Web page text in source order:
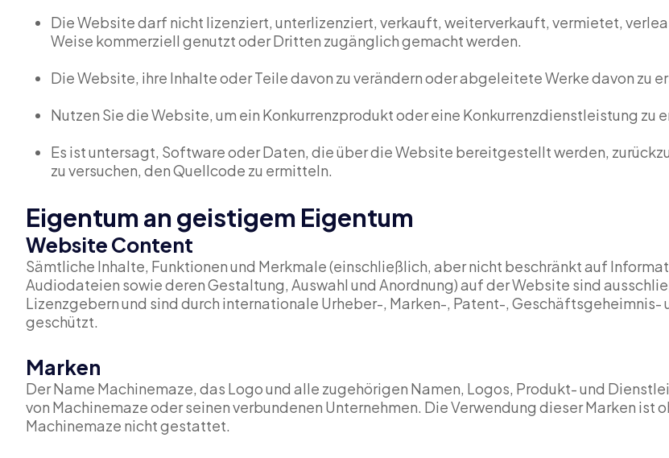
Die Website darf nicht lizenziert, unterlizenziert, verkauft, weiterverkauft, vermietet,
Weise kommerziell genutzt oder Dritten zugänglich gemacht werden.
Die Website, ihre Inhalte oder Teile davon zu verändern oder abgeleitete Werke davon zu
Nutzen Sie die Website, um ein Konkurrenzprodukt oder eine Konkurrenzdienstleistung zu
Es ist untersagt, Software oder Daten, die über die Website bereitgestellt werden,
zu versuchen, den Quellcode zu ermitteln.
Eigentum an geistigem Eigentum
Website Content
Sämtliche Inhalte, Funktionen und Merkmale (einschließlich, aber nicht beschränkt auf
Audiodateien sowie deren Gestaltung, Auswahl und Anordnung) auf der Website sind
Lizenzgebern und sind durch internationale Urheber-, Marken-, Patent-, Geschäftsgeheimnis-
geschützt.
Marken
Der Name Machinemaze, das Logo und alle zugehörigen Namen, Logos, Produkt- und
von Machinemaze oder seinen verbundenen Unternehmen. Die Verwendung dieser Marken ist
Machinemaze nicht gestattet.